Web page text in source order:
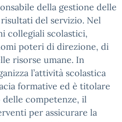
della gestione delle
del servizio. Nel
collegiali scolastici,
poteri di direzione, di
risorse umane. In
l’attività scolastica
formative ed è titolare
delle competenze, il
per assicurare la